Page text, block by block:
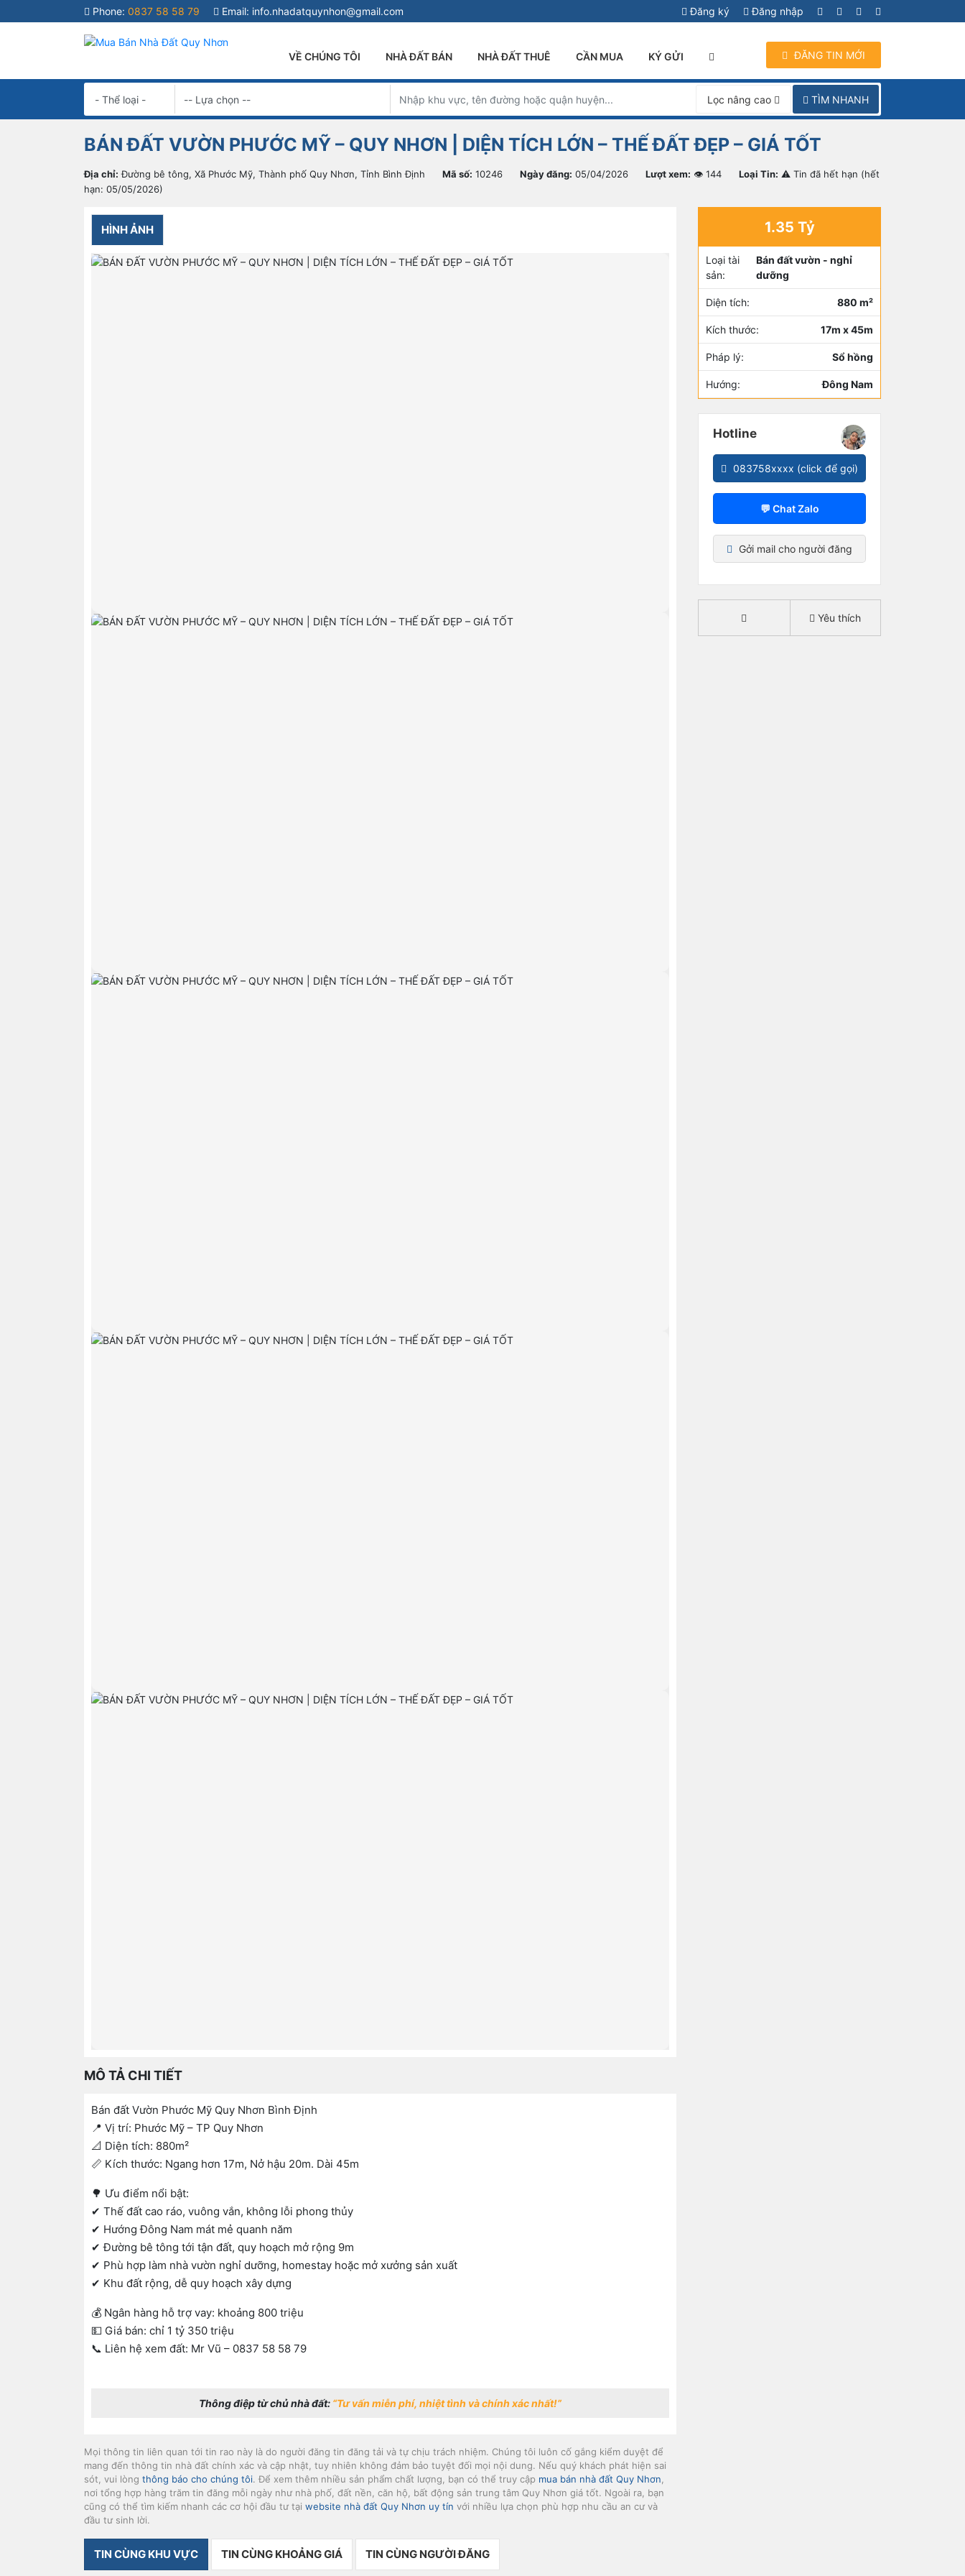
Phone: 0837 58 58 79 Email: info.nhadatquynhon@gmail.com Đăng ký Đăng nhập
VỀ CHÚNG TÔI NHÀ ĐẤT BÁN NHÀ ĐẤT THUÊ CẦN MUA KÝ GỬI ĐĂNG TIN MỚI
Lọc nâng cao TÌM NHANH
BÁN ĐẤT VƯỜN PHƯỚC MỸ – QUY NHƠN | DIỆN TÍCH LỚN – THẾ ĐẤT ĐẸP – GIÁ TỐT
Địa chỉ: Đường bê tông, Xã Phước Mỹ, Thành phố Quy Nhơn, Tỉnh Bình Định Mã số: 10246 Ngày đăng: 05/04/2026 Lượt xem: 👁 144 Loại Tin: ⚠ Tin đã hết hạn (hết
hạn: 05/05/2026)
HÌNH ẢNH
MÔ TẢ CHI TIẾT
Bán đất Vườn Phước Mỹ Quy Nhơn Bình Định
📍 Vị trí: Phước Mỹ – TP Quy Nhơn
📐 Diện tích: 880m²
📏 Kích thước: Ngang hơn 17m, Nở hậu 20m. Dài 45m
🌳 Ưu điểm nổi bật:
✔ Thế đất cao ráo, vuông vắn, không lỗi phong thủy
✔ Hướng Đông Nam mát mẻ quanh năm
✔ Đường bê tông tới tận đất, quy hoạch mở rộng 9m
✔ Phù hợp làm nhà vườn nghỉ dưỡng, homestay hoặc mở xưởng sản xuất
✔ Khu đất rộng, dễ quy hoạch xây dựng
💰 Ngân hàng hỗ trợ vay: khoảng 800 triệu
💵 Giá bán: chỉ 1 tỷ 350 triệu
📞 Liên hệ xem đất: Mr Vũ – 0837 58 58 79
Thông điệp từ chủ nhà đất: “Tư vấn miễn phí, nhiệt tình và chính xác nhất!”
Mọi thông tin liên quan tới tin rao này là do người đăng tin đăng tải và tự chịu trách nhiệm. Chúng tôi luôn cố gắng kiểm duyệt để
mang đến thông tin nhà đất chính xác và cập nhật, tuy nhiên không đảm bảo tuyệt đối mọi nội dung. Nếu quý khách phát hiện sai
sót, vui lòng thông báo cho chúng tôi. Để xem thêm nhiều sản phẩm chất lượng, bạn có thể truy cập mua bán nhà đất Quy Nhơn
nơi tổng hợp hàng trăm tin đăng mỗi ngày như nhà phố, đất nền, căn hộ, bất động sản trung tâm Quy Nhơn giá tốt. Ngoài ra, bạn
cũng có thể tìm kiếm nhanh các cơ hội đầu tư tại website nhà đất Quy Nhơn uy tín với nhiều lựa chọn phù hợp nhu cầu an cư và
đầu tư sinh lời.
TIN CÙNG KHU VỰC TIN CÙNG KHOẢNG GIÁ TIN CÙNG NGƯỜI ĐĂNG
1.35 Tỷ
Loại tài
sản:
Bán đất vườn - nghỉ
dưỡng
Diện tích: 880 m²
Kích thước: 17m x 45m
Pháp lý: Sổ hồng
Hướng: Đông Nam
Hotline
083758xxxx (click để gọi)
💬 Chat Zalo
Gởi mail cho người đăng
Yêu thích